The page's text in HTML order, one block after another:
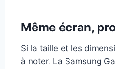
Même écran,
Si la taille et les
à noter. La Samsung